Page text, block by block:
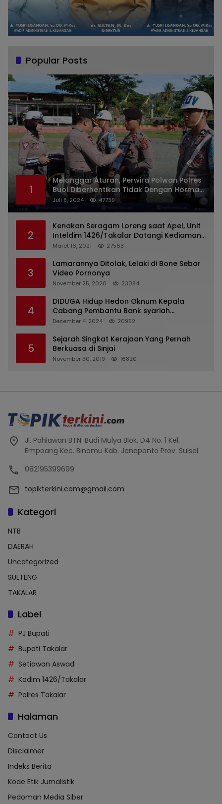
Popular Posts
1
Melanggar Aturan, Perwira Polwan Polres
Buol Diberhentikan Tidak Dengan Hormat
Dari Dinas Kepolisian
Juli 8, 2024 47739
2
Kenakan Seragam Loreng saat Apel, Unit
Inteldim 1426/Takalar Datangi Kediaman
Kasatpol PP
Maret 16, 2021 27563
3
Lamarannya Ditolak, Lelaki di Bone Sebar
Video Pornonya
November 25, 2020 23084
4
DIDUGA Hidup Hedon Oknum Kepala
Cabang Pembantu Bank syariah
Indonesia Unit Hasan Basri di Banjarmasin
Milyaran Rupiah dan Bilyet Giro Tidak
Terdaftar, OJK Kalsel : Bertemu Tanggal 11
Desember 4, 2024 20952
5
Sejarah Singkat Kerajaan Yang Pernah
Berkuasa di Sinjai
November 30, 2019 16820
Jl. Pahlawan BTN. Budi Mulya Blok. D4 No. 1 Kel.
Empoang Kec. Binamu Kab. Jeneponto Prov. Sulsel
082195399699
topikterkini.com@gmail.com
Kategori
NTB
DAERAH
Uncategorized
SULTENG
TAKALAR
Label
PJ Bupati
Bupati Takalar
Setiawan Aswad
Kodim 1426/Takalar
Polres Takalar
Halaman
Contact Us
Disclaimer
Indeks Berita
Kode Etik Jurnalistik
Pedoman Media Siber